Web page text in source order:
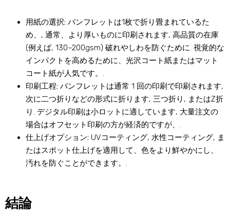
用紙の選択: パンフレットは1枚で折り畳まれているた
め、, 通常、より厚いものに印刷されます, 高品質の在庫
(例えば, 130–200gsm) 破れやしわを防ぐために. 視覚的な
インパクトを高めるために、光沢コート紙またはマット
コート紙が人気です。.
印刷工程: パンフレットは通常 1 回の印刷で印刷されます,
次に二つ折りなどの形式に折ります, 三つ折り, またはZ折
り. デジタル印刷は小ロットに適しています, 大量注文の
場合はオフセット印刷の方が経済的ですが、.
仕上げオプション: UVコーティング, 水性コーティング, ま
たはスポット仕上げを適用して、色をより鮮やかにし、
汚れを防ぐことができます。.
結論